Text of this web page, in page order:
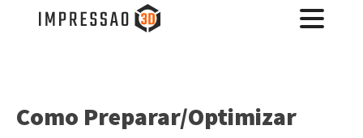
Como Preparar/Optimizar